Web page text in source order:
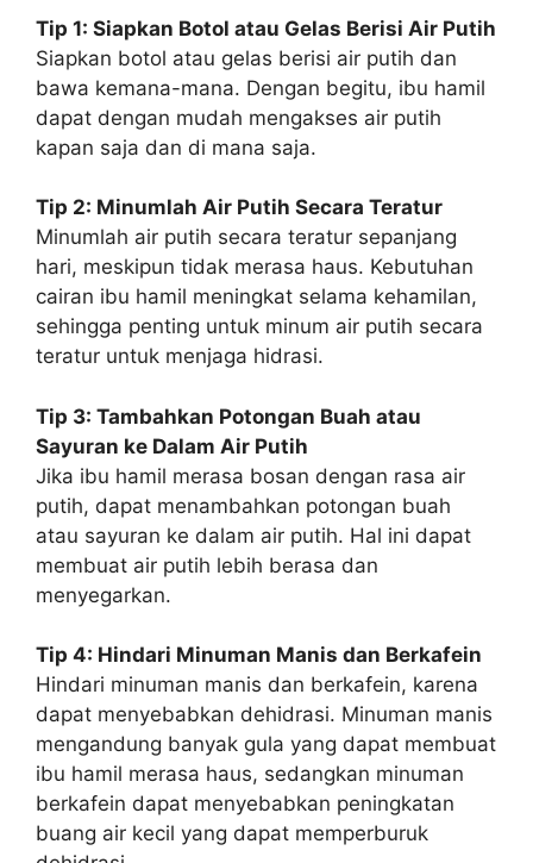
Tip 1: Siapkan Botol atau Gelas Berisi Air Putih
Siapkan botol atau gelas berisi air putih dan
bawa kemana-mana. Dengan begitu, ibu hamil
dapat dengan mudah mengakses air putih
kapan saja dan di mana saja.
Tip 2: Minumlah Air Putih Secara Teratur
Minumlah air putih secara teratur sepanjang
hari, meskipun tidak merasa haus. Kebutuhan
cairan ibu hamil meningkat selama kehamilan,
sehingga penting untuk minum air putih secara
teratur untuk menjaga hidrasi.
Tip 3: Tambahkan Potongan Buah atau
Sayuran ke Dalam Air Putih
Jika ibu hamil merasa bosan dengan rasa air
putih, dapat menambahkan potongan buah
atau sayuran ke dalam air putih. Hal ini dapat
membuat air putih lebih berasa dan
menyegarkan.
Tip 4: Hindari Minuman Manis dan Berkafein
Hindari minuman manis dan berkafein, karena
dapat menyebabkan dehidrasi. Minuman manis
mengandung banyak gula yang dapat membuat
ibu hamil merasa haus, sedangkan minuman
berkafein dapat menyebabkan peningkatan
buang air kecil yang dapat memperburuk